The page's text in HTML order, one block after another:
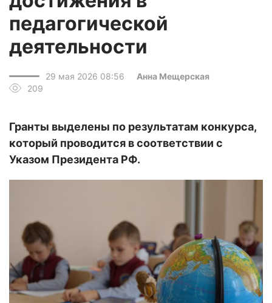
педагогической
деятельности
29 мая 2026 08:56
Анна Мещерская
209
Гранты выделены по результатам конкурса,
который проводится в соответствии с
Указом Президента РФ.